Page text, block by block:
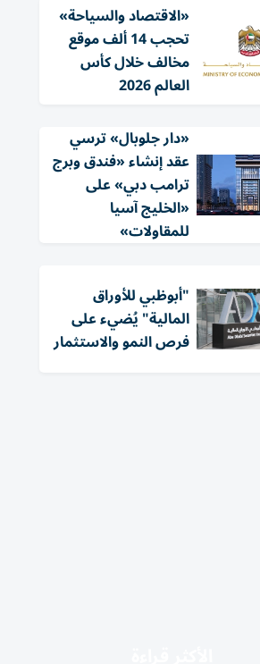
«الاقتصاد والسياحة»
تحجب 14 ألف موقع
مخالف خلال كأس
العالم 2026
«دار جلوبال» ترسي
عقد إنشاء «فندق وبرج
ترامب دبي» على
«الخليج آسيا
للمقاولات»
"أبوظبي للأوراق
المالية" يُضيء على
فرص النمو والاستثمار